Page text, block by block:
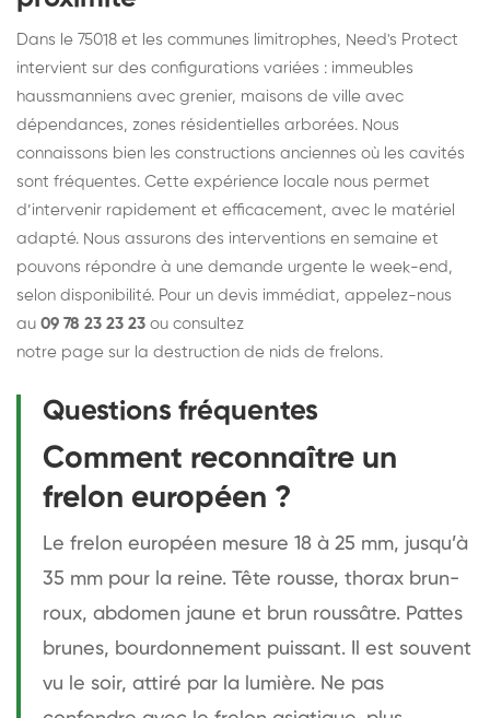
Dans le 75018 et les communes limitrophes, Need's Protect
intervient sur des configurations variées : immeubles
haussmanniens avec grenier, maisons de ville avec
dépendances, zones résidentielles arborées. Nous
connaissons bien les constructions anciennes où les cavités
sont fréquentes. Cette expérience locale nous permet
d’intervenir rapidement et efficacement, avec le matériel
adapté. Nous assurons des interventions en semaine et
pouvons répondre à une demande urgente le week-end,
selon disponibilité. Pour un devis immédiat, appelez-nous
au 09 78 23 23 23 ou consultez
notre page sur la destruction de nids de frelons.
Questions fréquentes
Comment reconnaître un
frelon européen ?
Le frelon européen mesure 18 à 25 mm, jusqu’à
35 mm pour la reine. Tête rousse, thorax brun-
roux, abdomen jaune et brun roussâtre. Pattes
brunes, bourdonnement puissant. Il est souvent
vu le soir, attiré par la lumière. Ne pas